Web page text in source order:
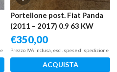
Portellone post. Fiat Panda
(2011 – 2017) 0.9 63 KW
benzina/metano 51927847
312A2000
€350,00
Prezzo IVA inclusa, escl. spese di spedizione
ACQUISTA